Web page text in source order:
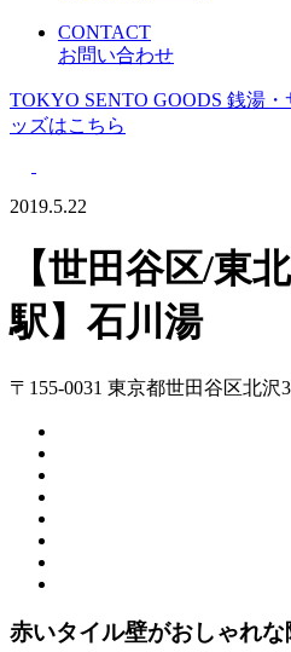
CONTACT
お問い合わせ
TOKYO SENTO GOODS 銭湯・
ッズはこちら
2019.5.22
【世田谷区/東
駅】石川湯
〒155-0031 東京都世田谷区北沢
赤いタイル壁がおしゃれ